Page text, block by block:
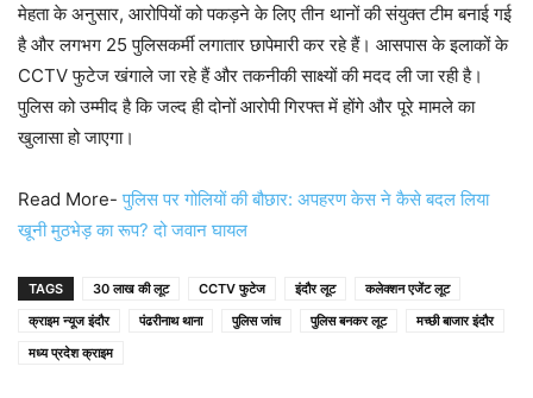
मेहता के अनुसार, आरोपियों को पकड़ने के लिए तीन थानों की संयुक्त टीम बनाई गई
है और लगभग 25 पुलिसकर्मी लगातार छापेमारी कर रहे हैं। आसपास के इलाकों के
CCTV फुटेज खंगाले जा रहे हैं और तकनीकी साक्ष्यों की मदद ली जा रही है।
पुलिस को उम्मीद है कि जल्द ही दोनों आरोपी गिरफ्त में होंगे और पूरे मामले का
खुलासा हो जाएगा।
Read More- पुलिस पर गोलियों की बौछार: अपहरण केस ने कैसे बदल लिया
खूनी मुठभेड़ का रूप? दो जवान घायल
TAGS 30 लाख की लूट CCTV फुटेज इंदौर लूट
कलेक्शन एजेंट लूट
क्राइम न्यूज इंदौर
पंढरीनाथ थाना पुलिस जांच पुलिस बनकर लूट
मच्छी बाजार इंदौर
मध्य प्रदेश क्राइम